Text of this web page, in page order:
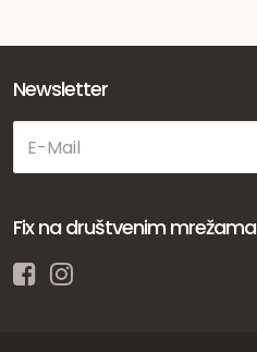
Newsletter
Fix na društvenim mrežama